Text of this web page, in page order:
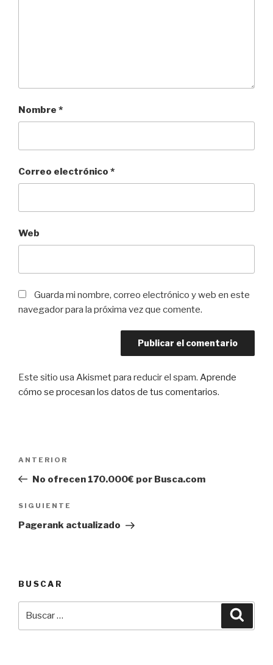
Nombre *
Correo electrónico *
Web
Guarda mi nombre, correo electrónico y web en este
navegador para la próxima vez que comente.
Este sitio usa Akismet para reducir el spam. Aprende
cómo se procesan los datos de tus comentarios.
entradas
Entrada
anterior:
ANTERIOR
No ofrecen 170.000€ por Busca.com
Siguiente
entrada
SIGUIENTE
Pagerank actualizado
BUSCAR